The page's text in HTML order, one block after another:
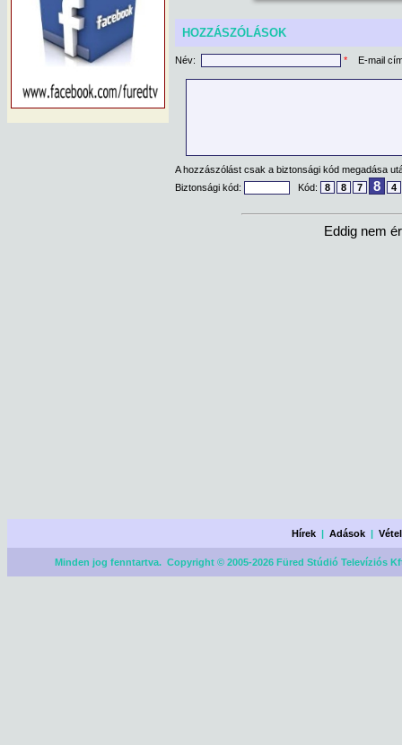
HOZZÁSZÓLÁSOK
Név: * E-mail
A hozzászólást csak a biztonsági kód megadása
Biztonsági kód:
Kód: 8 8 7 8 4
Eddig nem
Hírek |Adások |
Minden jog fenntartva. Copyright © 2005-2026 Füred Stúdió Televíziós